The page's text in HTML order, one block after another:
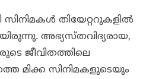
തിയേറ്ററുകളിൽ
അഭ്യസ്തവിദ്യരായ,
ജീവിതത്തിലെ
മിക്ക സിനിമകളുടെയും